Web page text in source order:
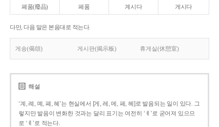
폐품(廢品) 페품 계시다 게시다
다만, 다음 말은 본음대로 적는다.
게송(偈頌) 게시판(揭示板) 휴게실(休憩室)
해설
‘계, 례, 몌, 폐, 혜’는 현실에서 [게, 레, 메, 페, 헤]로 발음되는 일이 있다. 그
렇지만 발음이 변화한 것과는 달리 표기는 여전히 ‘ㅖ’로 굳어져 있으므
로 ‘ㅖ’로 적는다.